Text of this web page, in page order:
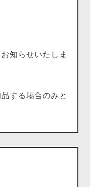
知らせいたしま
する場合のみと